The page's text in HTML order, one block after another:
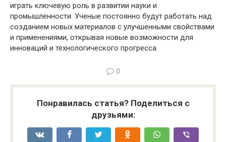
играть ключевую роль в развитии науки и
промышленности. Ученые постоянно будут работать над
созданием новых материалов с улучшенными свойствами
и применениями, открывая новые возможности для
инноваций и технологического прогресса.
0
Понравилась статья? Поделиться с
друзьями: